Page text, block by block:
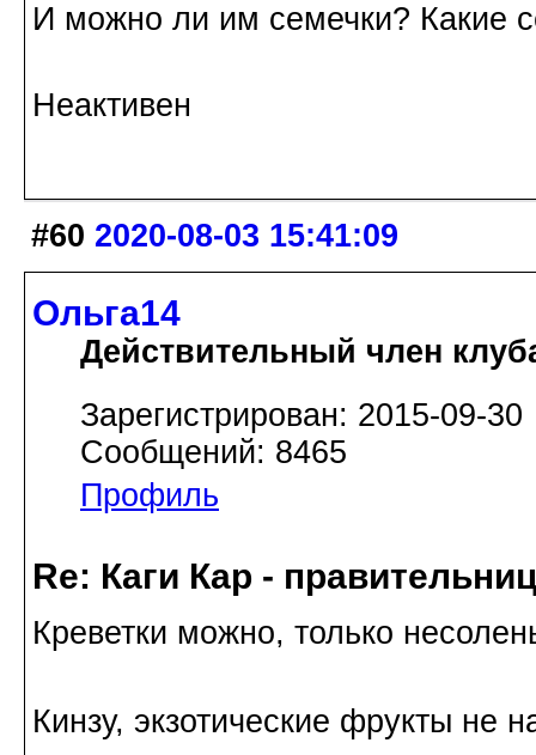
И можно ли им семечки? Какие
Неактивен
#60 2020-08-03 15:41:09
Ольга14
Действительный член
Зарегистрирован: 2015-09-30
Сообщений: 8465
Профиль
Re: Каги Кар -
Креветки можно, только
Кинзу, экзотические фрукты не